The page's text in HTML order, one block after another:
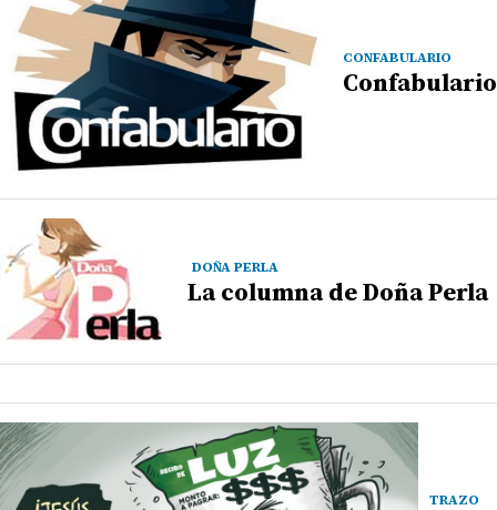
CONFABULARIO
Confabulario
DOÑA PERLA
La columna de Doña Perla
TRAZO